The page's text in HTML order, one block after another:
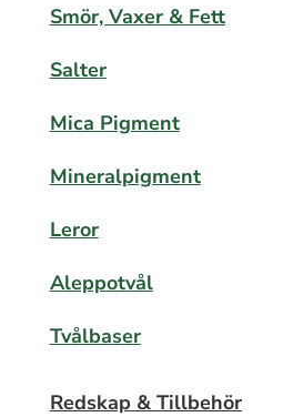
Smör, Vaxer & Fett
Salter
Mica Pigment
Mineralpigment
Leror
Aleppotvål
Tvålbaser
Redskap & Tillbehör